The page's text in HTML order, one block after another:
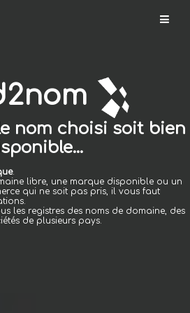
nom choisi soit bien
.
libre, une marque disponible ou un
qui ne soit pas pris, il vous faut
les registres des noms de domaine, des
de plusieurs pays.